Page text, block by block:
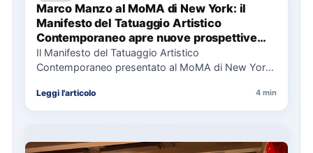
Marco Manzo al MoMA di New York: il
Manifesto del Tatuaggio Artistico
Contemporaneo apre nuove prospettive
per il collezionismo
Il Manifesto del Tatuaggio Artistico
Contemporaneo presentato al MoMA di New York
Leggi l'articolo 4 min